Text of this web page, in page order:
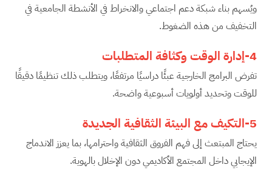
ويُسهم بناء شبكة دعم اجتماعي والانخراط في الأنشطة الجامعية في
التخفيف من هذه الضغوط.
4-إدارة الوقت وكثافة المتطلبات
تفرض البرامج الخارجية عبئًا دراسيًا مرتفعًا، ويتطلب ذلك تنظيمًا دقيقًا
للوقت وتحديد أولويات أسبوعية واضحة.
5-التكيف مع البيئة الثقافية الجديدة
يحتاج المبتعث إلى فهم الفروق الثقافية واحترامها، بما يعزز الاندماج
الإيجابي داخل المجتمع الأكاديمي دون الإخلال بالهوية.